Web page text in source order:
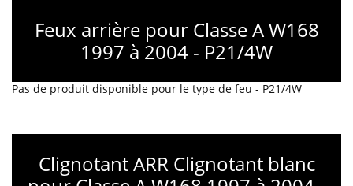
Feux arrière pour Classe A W168
1997 à 2004 - P21/4W
Pas de produit disponible pour le type de feu - P21/4W
Clignotant ARR Clignotant blanc